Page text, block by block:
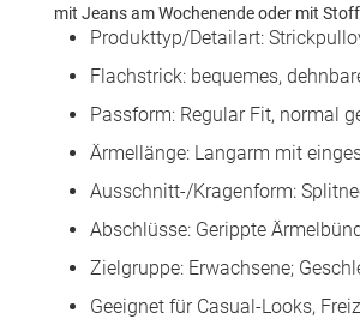
mit Jeans am Wochenende oder mit
Produkttyp/Detailart:
Flachstrick: bequemes,
Passform: Regular Fit, normal
Ärmellänge: Langarm mit
Ausschnitt-/Kragenform:
Abschlüsse: Gerippte
Zielgruppe: Erwachsene;
Geeignet für Casual-Looks,